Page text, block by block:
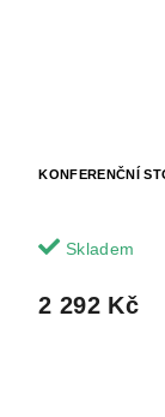
KONFERENČNÍ
Skladem
2 292 Kč